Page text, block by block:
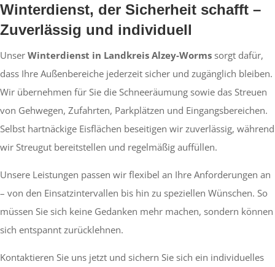
Winterdienst, der Sicherheit schafft –
Zuverlässig und individuell
Unser Winterdienst in Landkreis Alzey-Worms sorgt dafür,
dass Ihre Außenbereiche jederzeit sicher und zugänglich bleiben.
Wir übernehmen für Sie die Schneeräumung sowie das Streuen
von Gehwegen, Zufahrten, Parkplätzen und Eingangsbereichen.
Selbst hartnäckige Eisflächen beseitigen wir zuverlässig, während
wir Streugut bereitstellen und regelmäßig auffüllen.
Unsere Leistungen passen wir flexibel an Ihre Anforderungen an
– von den Einsatzintervallen bis hin zu speziellen Wünschen. So
müssen Sie sich keine Gedanken mehr machen, sondern können
sich entspannt zurücklehnen.
Kontaktieren Sie uns jetzt und sichern Sie sich ein individuelles